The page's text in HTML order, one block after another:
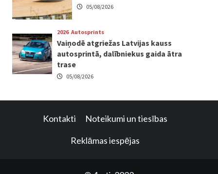
05/08/2026
2026 Autosprints
Vaiņodē atgriežas Latvijas kauss
autosprintā, dalībniekus gaida ātra
trase
05/08/2026
Kontakti Noteikumi un tiesības
Reklāmas iespējas